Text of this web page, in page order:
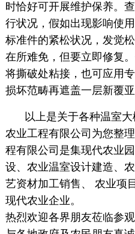
时恰好可开展维护保养。
行状况，假如出现影响使
标准件的紧松状况，发觉
在所难免，但要立即修复
将撕破处粘接，也可应用
损坏范畴再遮盖一层新覆亚
以上是关于各种温室
农业工程有限公司为您整
程有限公司是集现代农业
设、农业温室设计建造、
艺资材加工销售、 农业项
现代农业企业。
热烈欢迎各界朋友莅临参